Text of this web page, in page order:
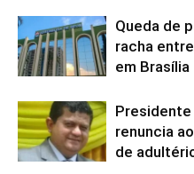
Queda de
racha
em Brasília
Presidente
renuncia
de